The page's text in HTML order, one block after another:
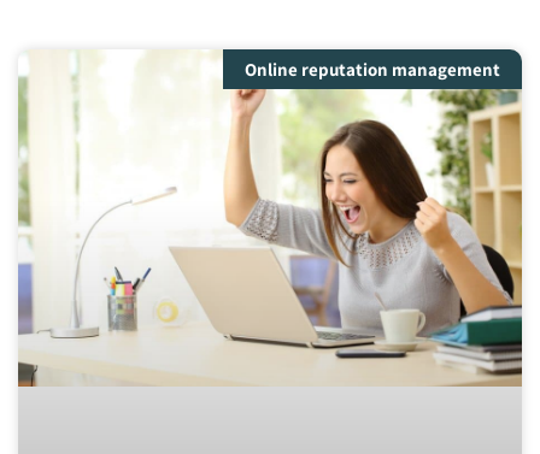
Online reputation management